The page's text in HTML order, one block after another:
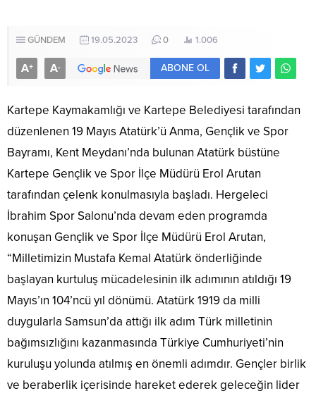
GÜNDEM 19.05.2023 0 1.006
A+ A- ABONE OL
Kartepe Kaymakamlığı ve Kartepe Belediyesi tarafından
düzenlenen 19 Mayıs Atatürk’ü Anma, Gençlik ve Spor
Bayramı, Kent Meydanı’nda bulunan Atatürk büstüne
Kartepe Gençlik ve Spor İlçe Müdürü Erol Arutan
tarafından çelenk konulmasıyla başladı. Hergeleci
İbrahim Spor Salonu’nda devam eden programda
konuşan Gençlik ve Spor İlçe Müdürü Erol Arutan,
“Milletimizin Mustafa Kemal Atatürk önderliğinde
başlayan kurtuluş mücadelesinin ilk adımının atıldığı 19
Mayıs’ın 104’ncü yıl dönümü. Atatürk 1919 da milli
duygularla Samsun’da attığı ilk adım Türk milletinin
bağımsızlığını kazanmasında Türkiye Cumhuriyeti’nin
kuruluşu yolunda atılmış en önemli adımdır. Gençler birlik
ve beraberlik içerisinde hareket ederek geleceğin lider